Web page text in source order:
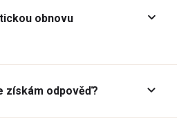
obnovu
získám odpověď?